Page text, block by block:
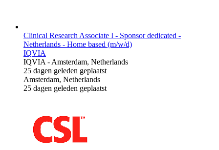
Clinical Research Associate I - Sponsor dedicated -
Netherlands - Home based (m/w/d)
IQVIA
IQVIA-Amsterdam, Netherlands
25 dagen geleden geplaatst
Amsterdam, Netherlands
25 dagen geleden geplaatst